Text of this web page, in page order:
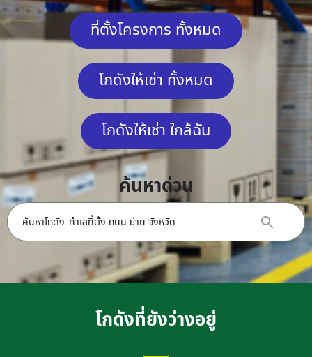
ที่ตั้งโครงการ ทั้งหมด
โกดังให้เช่า ทั้งหมด
โกดังให้เช่า ใกล้ฉัน
ค้นหาด่วน
โกดังที่ยังว่างอยู่